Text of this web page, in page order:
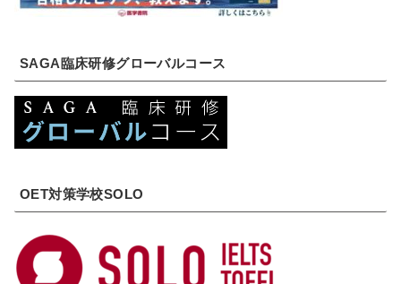
SAGA臨床研修グローバルコース
OET対策学校SOLO